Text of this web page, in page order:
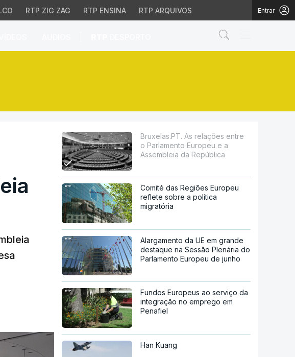
RTP ZIG ZAG RTP ENSINA RTP ARQUIVOS Entrar
Europeu e a
Bruxelas.PT. As relações entre
o Parlamento Europeu e a
Assembleia da República
Comité das Regiões Europeu
reflete sobre a política
migratória
Alargamento da UE em grande
destaque na Sessão Plenária do
Parlamento Europeu de junho
Fundos Europeus ao serviço da
integração no emprego em
Penafiel
Han Kuang